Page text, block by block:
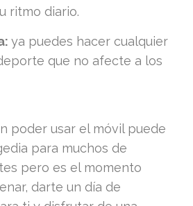
ritmo diario.
ya puedes hacer cualquier
que no afecte a los
poder usar el móvil puede
para muchos de
pero es el momento
darte un día de